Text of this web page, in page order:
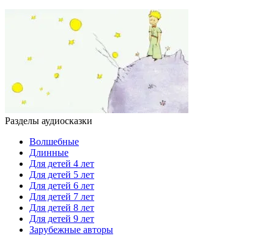
Разделы аудиосказки
Волшебные
Длинные
Для детей 4 лет
Для детей 5 лет
Для детей 6 лет
Для детей 7 лет
Для детей 8 лет
Для детей 9 лет
Зарубежные авторы